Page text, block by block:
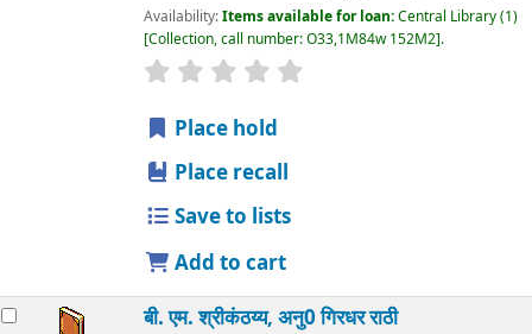
Availability:Items available for loan:Central Library(1)
Collection, call number:O33,1M84w 152M2 .
star rating
Place hold
Place recall
Save to lists
Add to cart
बी. एम. श्रीकंठय्य, अनु0 गिरधर राठी